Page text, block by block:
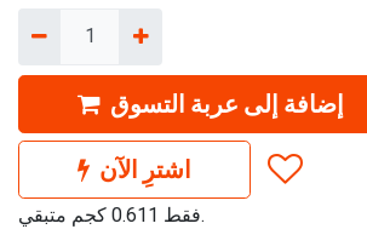
إضافة إلى عربة التسوق
اشترِ الآن
فقط 0.611 كجم متبقي.